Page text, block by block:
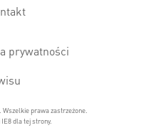
prawa zastrzeżone.
dla tej strony.
prywatności